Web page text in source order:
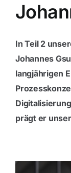
Karriere
Events
Blog
Kontakt
In Teil 2
Johannes
langjährigen
prägt er